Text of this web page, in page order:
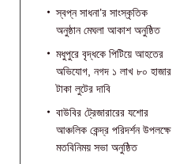
স্বপ্ন সাধনা’র সাংস্কৃতিক
অনুষ্ঠান মেঘলা আকাশ অনুষ্ঠিত
মধুপুরে বৃদ্ধকে পিটিয়ে আহতের
অভিযোগ, নগদ ১ লাখ ৮০ হাজার
টাকা লুটের দাবি
বাউবির ট্রেজারারের যশোর
আঞ্চলিক কেন্দ্র পরিদর্শন উপলক্ষে
মতবিনিময় সভা অনুষ্ঠিত